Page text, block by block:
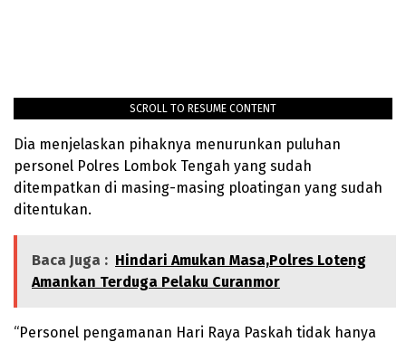
SCROLL TO RESUME CONTENT
Dia menjelaskan pihaknya menurunkan puluhan
personel Polres Lombok Tengah yang sudah
ditempatkan di masing-masing ploatingan yang sudah
ditentukan.
Baca Juga : Hindari Amukan Masa,Polres Loteng
Amankan Terduga Pelaku Curanmor
“Personel pengamanan Hari Raya Paskah tidak hanya